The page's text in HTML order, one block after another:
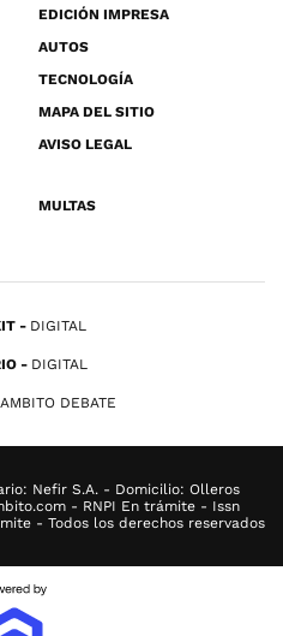
EDICIÓN IMPRESA
AUTOS
TECNOLOGÍA
MAPA DEL SITIO
AVISO LEGAL
MULTAS
DIGITAL
DIGITAL
AMBITO DEBATE
Nefir S.A. - Domicilio: Olleros
- RNPI En trámite - Issn
- Todos los derechos reservados